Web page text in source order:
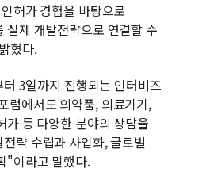
허가 경험을 바탕으로
실제 개발전략으로 연결할 수
혔다.
3일까지 진행되는 인터비즈
럼에서도 의약품, 의료기기,
가 등 다양한 분야의 상담을
략 수립과 사업화, 글로벌
"이라고 말했다.